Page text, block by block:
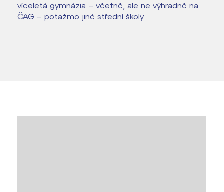
víceletá gymnázia – včetně, ale ne výhradně na
ČAG – potažmo jiné střední školy.